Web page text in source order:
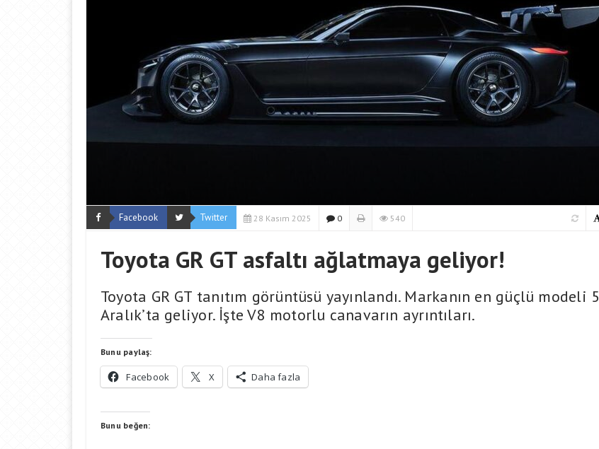
Facebook Twitter 28 Kasım 2025 0 540
Toyota GR GT asfaltı ağlatmaya geliyor!
Toyota GR GT tanıtım görüntüsü yayınlandı. Markanın en güçlü modeli 5
Aralık’ta geliyor. İşte V8 motorlu canavarın ayrıntıları.
Bunu paylaş:
Facebook X Daha fazla
Bunu beğen: